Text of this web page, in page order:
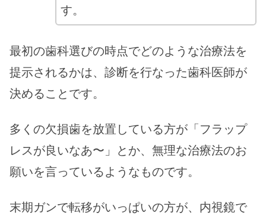
す。
最初の歯科選びの時点でどのような治療法を
提示されるかは、診断を行なった歯科医師が
決めることです。
多くの欠損歯を放置している方が「フラップ
レスが良いなあ〜」とか、無理な治療法のお
願いを言っているようなものです。
末期ガンで転移がいっぱいの方が、内視鏡で